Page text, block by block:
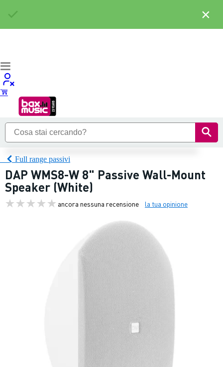
Full range passivi
DAP WMS8-W 8" Passive Wall-Mount
Speaker (White)
ancora nessuna recensione la tua opinione
×